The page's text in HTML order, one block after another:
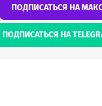
ПОДПИСАТЬСЯ НА
ПОДПИСАТЬСЯ НА